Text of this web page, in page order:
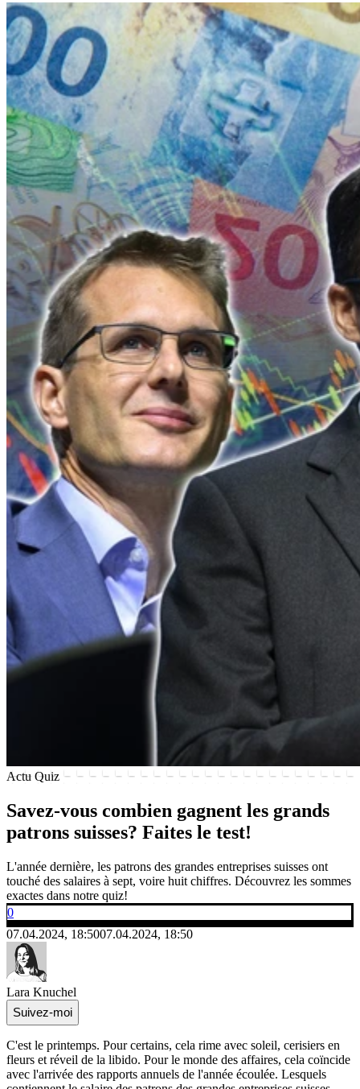
Actu Quiz
Savez-vous combien gagnent les grands
patrons suisses? Faites le test!
L'année dernière, les patrons des grandes entreprises suisses ont
touché des salaires à sept, voire huit chiffres. Découvrez les sommes
exactes dans notre quiz!
0
07.04.2024, 18:5007.04.2024, 18:50
Lara Knuchel
Suivez-moi
C'est le printemps. Pour certains, cela rime avec soleil, cerisiers en
fleurs et réveil de la libido. Pour le monde des affaires, cela coïncide
avec l'arrivée des rapports annuels de l'année écoulée. Lesquels